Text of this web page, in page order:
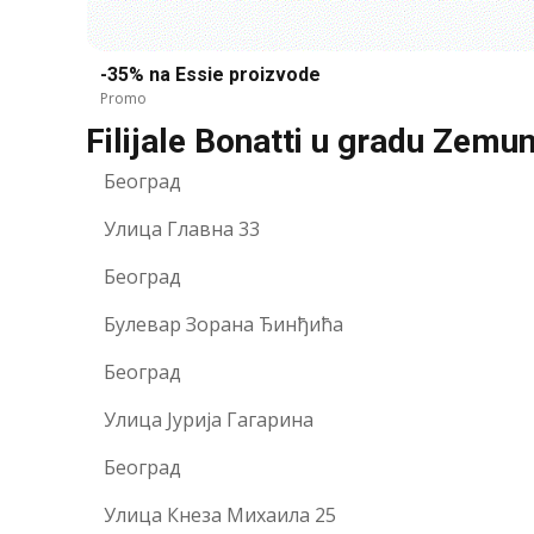
-35% na Essie proizvode
Promo
Filijale Bonatti u gradu
Београд
Улица Главна 33
Београд
Булевар Зорана Ђинђића
Београд
Улица Јурија Гагарина
Београд
Улица Кнеза Михаила 25